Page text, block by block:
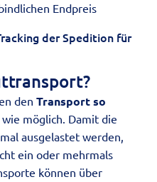
Endpreis
der Spedition für
den Transport so
wie möglich. Damit die
ausgelastet werden,
ein oder mehrmals
können über